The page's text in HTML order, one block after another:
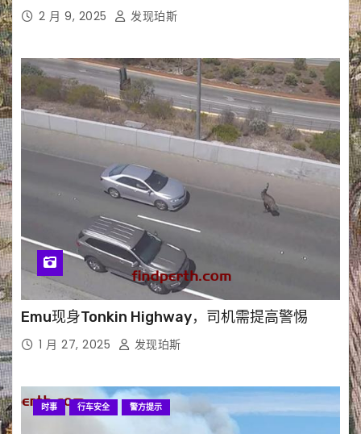
2 月 9, 2025 发现珀斯
Emu现身Tonkin Highway，司机需提高警惕
1 月 27, 2025 发现珀斯
时事 行车安全 警方提示